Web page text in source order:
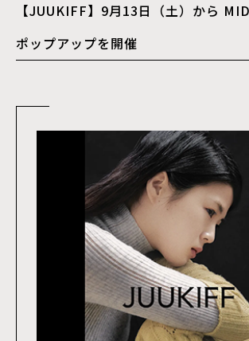
【JUUKIFF】9月13日（土）から
ポップアップを開催